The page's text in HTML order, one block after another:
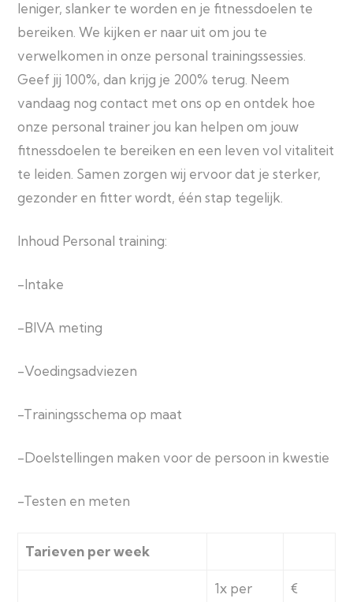
leniger, slanker te worden en je fitnessdoelen te
bereiken. We kijken er naar uit om jou te
verwelkomen in onze personal trainingssessies.
Geef jij 100%, dan krijg je 200% terug. Neem
vandaag nog contact met ons op en ontdek hoe
onze personal trainer jou kan helpen om jouw
fitnessdoelen te bereiken en een leven vol vitaliteit
te leiden. Samen zorgen wij ervoor dat je sterker,
gezonder en fitter wordt, één stap tegelijk.
Inhoud Personal training:
-Intake
-BIVA meting
-Voedingsadviezen
-Trainingsschema op maat
-Doelstellingen maken voor de persoon in kwestie
-Testen en meten
Tarieven per week
1x per
€